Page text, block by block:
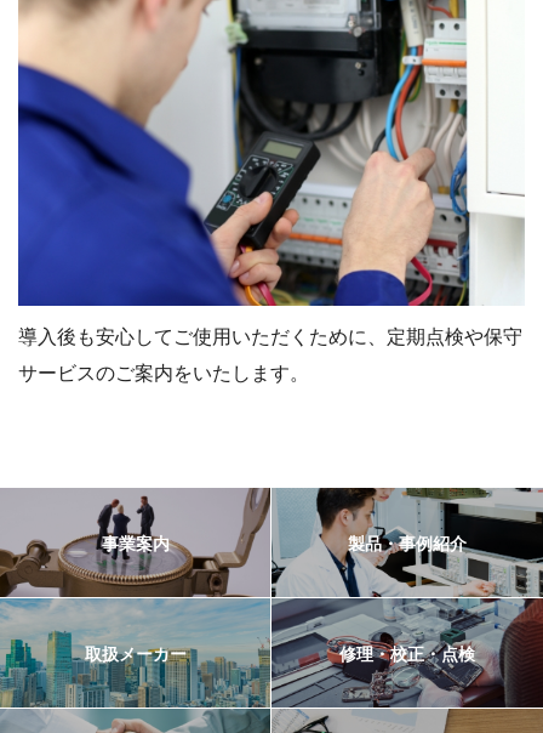
導⼊後も安⼼してご使⽤いただくために、定期点検や保守
サービスのご案内をいたします。
事業案内 製品・事例紹介
取扱メーカー 修理・校正・点検